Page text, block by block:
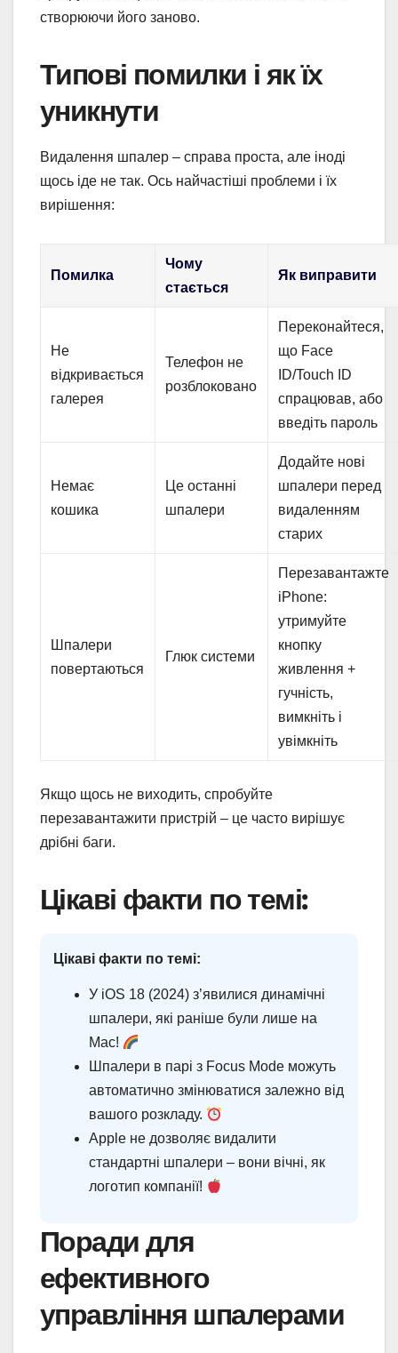
створюючи його заново.
Типові помилки і як їх
уникнути
Видалення шпалер – справа проста, але іноді
щось іде не так. Ось найчастіші проблеми і їх
вирішення:
Помилка
Чому
стається
Як виправити
Не
відкривається
галерея
Телефон не
розблоковано
Переконайтеся,
що Face
ID/Touch ID
спрацював, або
введіть пароль
Немає
кошика
Це останні
шпалери
Додайте нові
шпалери перед
видаленням
старих
Шпалери
повертаються
Глюк системи
Перезавантажте
iPhone:
утримуйте
кнопку
живлення +
гучність,
вимкніть і
увімкніть
Якщо щось не виходить, спробуйте
перезавантажити пристрій – це часто вирішує
дрібні баги.
Цікаві факти по темі:
Цікаві факти по темі:
У iOS 18 (2024) з’явилися динамічні
шпалери, які раніше були лише на
Mac!
Шпалери в парі з Focus Mode можуть
автоматично змінюватися залежно від
вашого розкладу.
Apple не дозволяє видалити
стандартні шпалери – вони вічні, як
логотип компанії!
Поради для
ефективного
управління шпалерами